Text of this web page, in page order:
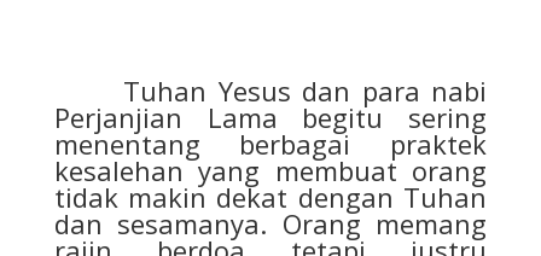
Tuhan Yesus dan para nabi
Perjanjian Lama begitu sering
menentang berbagai praktek
kesalehan yang membuat orang
tidak makin dekat dengan Tuhan
dan sesamanya. Orang memang